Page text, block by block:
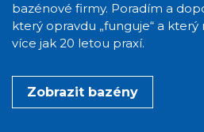
bazénové firmy. Poradím a
který opravdu „funguje“ a
více jak 20 letou praxí.
Zobrazit bazény